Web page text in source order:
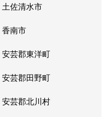
土佐清水市
香南市
安芸郡東洋町
安芸郡田野町
安芸郡北川村